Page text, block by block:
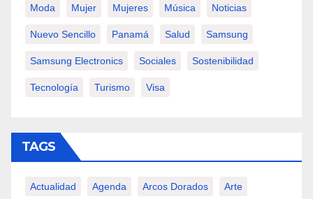
Moda Mujer Mujeres Música Noticias
Nuevo Sencillo Panamá Salud Samsung
Samsung Electronics Sociales Sostenibilidad
Tecnología Turismo Visa
TAGS
Actualidad Agenda Arcos Dorados Arte